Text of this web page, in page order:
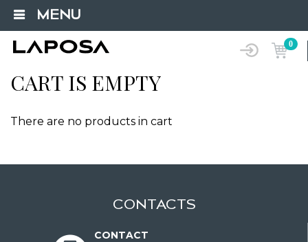
MENU
0
CART IS EMPTY
There are no products in cart
CONTACTS
CONTACT